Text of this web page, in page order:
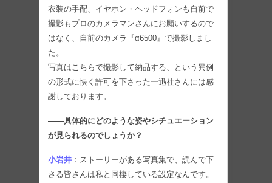
衣装の手配、イヤホン・ヘッドフォンも自前で
撮影もプロのカメラマンさんにお願いするので
はなく、自前のカメラ『α6500』で撮影しまし
た。
写真はこちらで撮影して納品する、という異例
の形式に快く許可を下さった一迅社さんには感
謝しております。
――具体的にどのような姿やシチュエーション
が見られるのでしょうか？
小岩井 ：ストーリーがある写真集で、読んで下
さる皆さんは私と同棲している設定なんです。